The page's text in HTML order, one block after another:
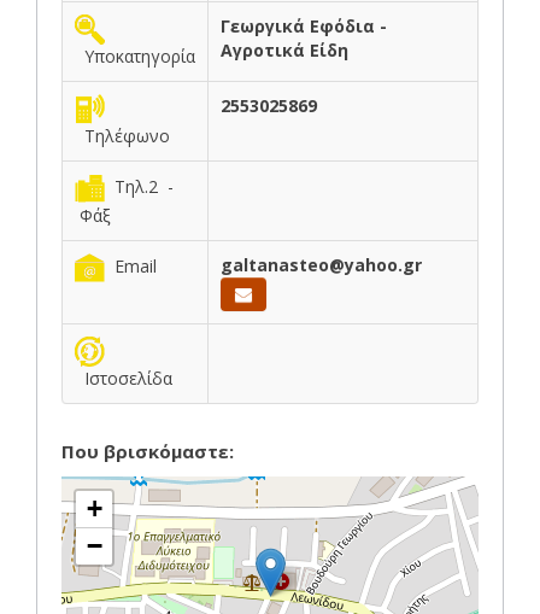
Υποκατηγορία
Γεωργικά Εφόδια -
Αγροτικά Είδη
Τηλέφωνο
2553025869
Τηλ.2 -
Φάξ
Email galtanasteo@yahoo.gr
Ιστοσελίδα
Που βρισκόμαστε:
+
−